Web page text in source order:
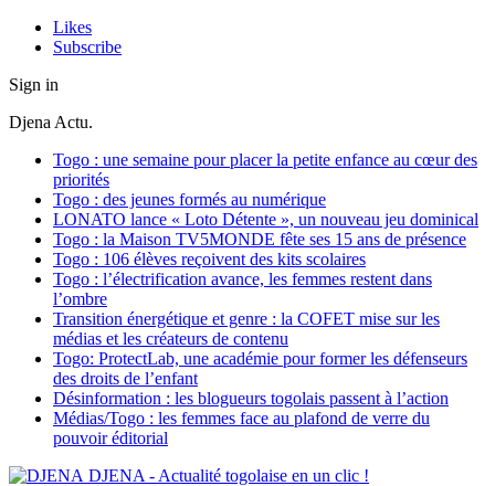
Likes
Subscribe
Sign in
Djena Actu.
Togo : une semaine pour placer la petite enfance au cœur des
priorités
Togo : des jeunes formés au numérique
LONATO lance « Loto Détente », un nouveau jeu dominical
Togo : la Maison TV5MONDE fête ses 15 ans de présence
Togo : 106 élèves reçoivent des kits scolaires
Togo : l’électrification avance, les femmes restent dans
l’ombre
Transition énergétique et genre : la COFET mise sur les
médias et les créateurs de contenu
Togo: ProtectLab, une académie pour former les défenseurs
des droits de l’enfant
Désinformation : les blogueurs togolais passent à l’action
Médias/Togo : les femmes face au plafond de verre du
pouvoir éditorial
DJENA - Actualité togolaise en un clic !